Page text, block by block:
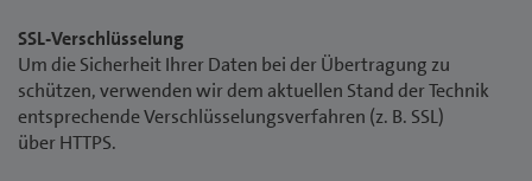
SSL-Verschlüsselung
Um die Sicherheit Ihrer Daten bei der Übertragung zu
schützen, verwenden wir dem aktuellen Stand der Technik
entsprechende Verschlüsselungsverfahren (z. B. SSL)
über HTTPS.